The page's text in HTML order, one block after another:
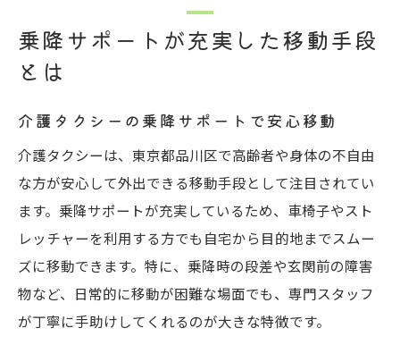
乗降サポートが充実した移動手段
とは
介護タクシーの乗降サポートで安心移動
介護タクシーは、東京都品川区で高齢者や身体の不自由
な方が安心して外出できる移動手段として注目されてい
ます。乗降サポートが充実しているため、車椅子やスト
レッチャーを利用する方でも自宅から目的地までスムー
ズに移動できます。特に、乗降時の段差や玄関前の障害
物など、日常的に移動が困難な場面でも、専門スタッフ
が丁寧に手助けしてくれるのが大きな特徴です。